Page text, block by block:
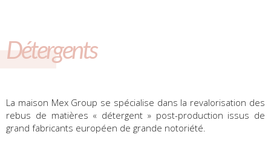
Détergents
La maison Mex Group se spécialise dans la revalorisation des
rebus de matières « détergent » post-production issus de
grand fabricants européen de grande notoriété.